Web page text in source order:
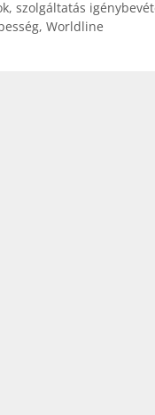
, szolgáltatás
, Worldline